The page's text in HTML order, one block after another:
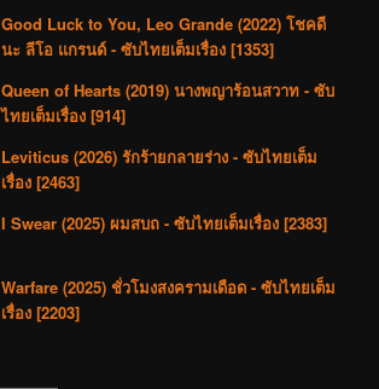
Good Luck to You, Leo Grande (2022) โชคดี
นะ ลีโอ แกรนด์ - ซับไทยเต็มเรื่อง [1353]
Queen of Hearts (2019) นางพญาร้อนสวาท - ซับ
ไทยเต็มเรื่อง [914]
Leviticus (2026) รักร้ายกลายร่าง - ซับไทยเต็ม
เรื่อง [2463]
I Swear (2025) ผมสบถ - ซับไทยเต็มเรื่อง [2383]
Warfare (2025) ชั่วโมงสงครามเดือด - ซับไทยเต็ม
เรื่อง [2203]